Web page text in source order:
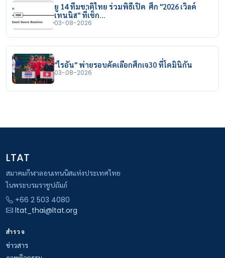
ยู 14 ทีมชาติไทย ร่วมพิธีเปิด ศึก "2026 เวิลด์
เทนนิส" ที่เช็ก…
03-08-2026
"ไรอัน" พ่ายรอบคัดเลือกศึกเจ30 ที่โดมินิกัน
03-08-2026
LTAT
สมาคมกีฬาลอนเทนนิสแห่งประเทศไทย
ในพระบรมราชูปถัมภ์
+66 2 503 4080
ltat_thai@ltat.org
สำรวจ
ข่าวสาร